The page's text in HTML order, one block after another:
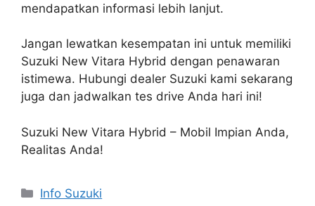
mendapatkan informasi lebih lanjut.
Jangan lewatkan kesempatan ini untuk memiliki
Suzuki New Vitara Hybrid dengan penawaran
istimewa. Hubungi dealer Suzuki kami sekarang
juga dan jadwalkan tes drive Anda hari ini!
Suzuki New Vitara Hybrid – Mobil Impian Anda,
Realitas Anda!
Info Suzuki